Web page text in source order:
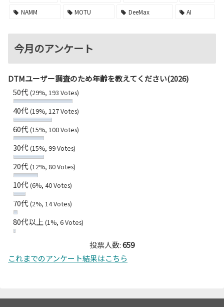
NAMM
MOTU DeeMax AI
今月のアンケート
DTMユーザー調査のため年齢を教えてください(2026)
50代(29%, 193 Votes)
40代(19%, 127 Votes)
60代(15%, 100 Votes)
30代(15%, 99 Votes)
20代(12%, 80 Votes)
10代(6%, 40 Votes)
70代(2%, 14 Votes)
80代以上 (1%, 6 Votes)
投票人数:659
これまでのアンケート結果はこちら